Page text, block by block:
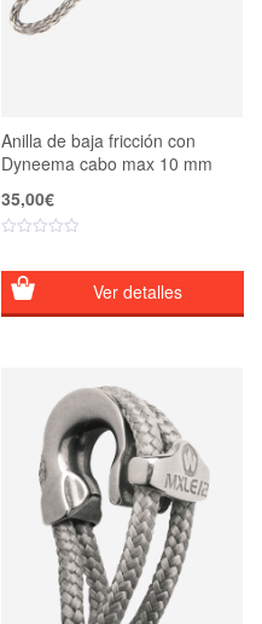
Anilla de baja fricción con
Dyneema cabo max 10 mm
35,00€
Ver detalles